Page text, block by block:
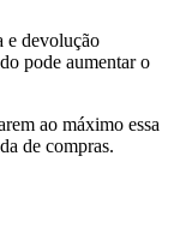
e devolução
pode aumentar o
ao máximo essa
de compras.